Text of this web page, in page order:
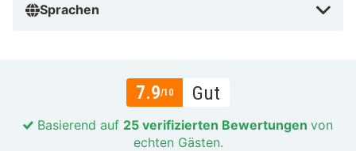
Sprachen
7.9/10 Gut
Basierend auf 25 verifizierten Bewertungen von
echten Gästen.